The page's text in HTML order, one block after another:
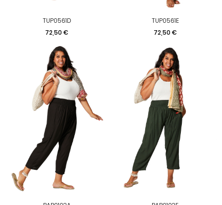
TUP0561D
Preis
72,50 €
TUP0561E
Preis
72,50 €